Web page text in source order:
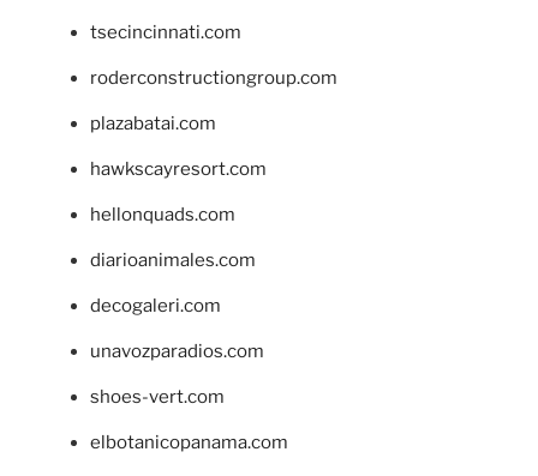
tsecincinnati.com
roderconstructiongroup.com
plazabatai.com
hawkscayresort.com
hellonquads.com
diarioanimales.com
decogaleri.com
unavozparadios.com
shoes-vert.com
elbotanicopanama.com